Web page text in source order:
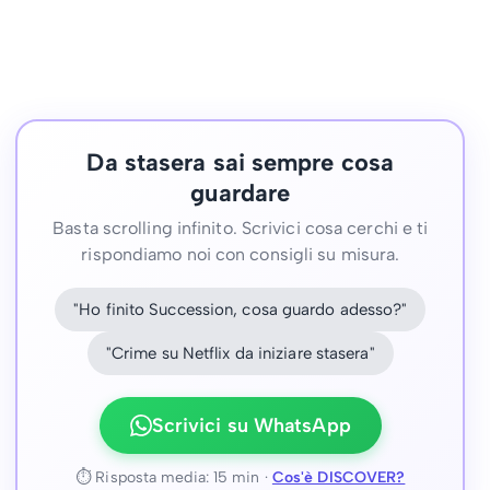
Da stasera sai sempre cosa
guardare
Basta scrolling infinito. Scrivici cosa cerchi e ti
rispondiamo noi con consigli su misura.
"Ho finito Succession, cosa guardo adesso?"
"Crime su Netflix da iniziare stasera"
Scrivici su WhatsApp
⏱ Risposta media: 15 min · Cos'è DISCOVER?